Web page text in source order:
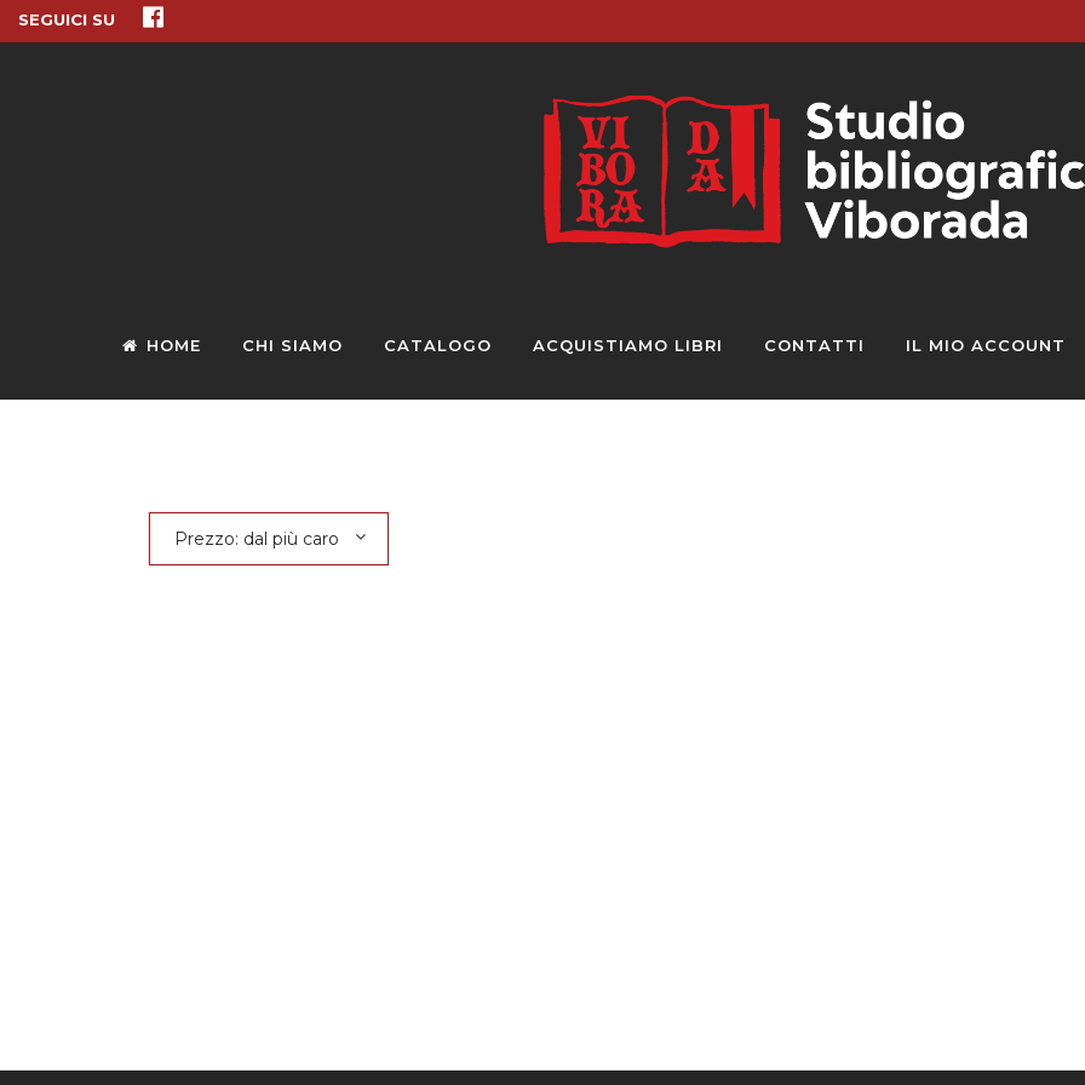
SEGUICI SU
HOME CHI SIAMO CATALOGO ACQUISTIAMO LIBRI CONTATTI IL MIO ACCOUNT
Prezzo: dal più caro